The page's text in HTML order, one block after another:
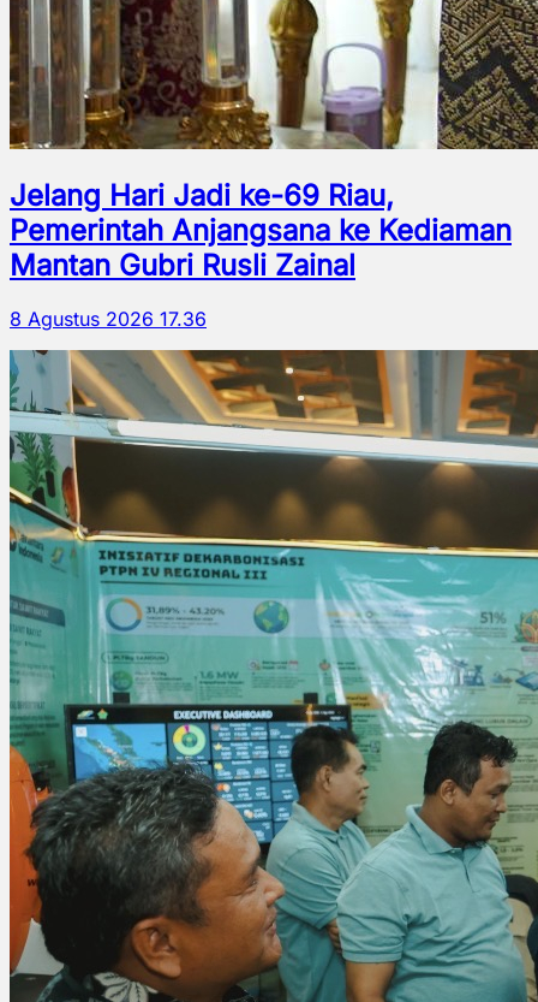
Jelang Hari Jadi ke-69 Riau,
Pemerintah Anjangsana ke Kediaman
Mantan Gubri Rusli Zainal
8 Agustus 2026 17.36